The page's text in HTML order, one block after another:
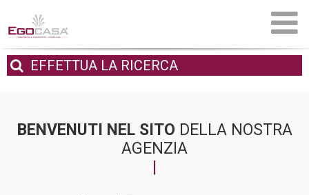
EFFETTUA LA RICERCA
BENVENUTI NEL SITO DELLA NOSTRA
AGENZIA